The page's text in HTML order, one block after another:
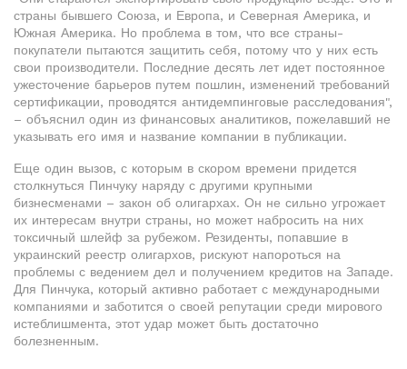
страны бывшего Союза, и Европа, и Северная Америка, и
Южная Америка. Но проблема в том, что все страны-
покупатели пытаются защитить себя, потому что у них есть
свои производители. Последние десять лет идет постоянное
ужесточение барьеров путем пошлин, изменений требований
сертификации, проводятся антидемпинговые расследования",
– объяснил один из финансовых аналитиков, пожелавший не
указывать его имя и название компании в публикации.
Еще один вызов, с которым в скором времени придется
столкнуться Пинчуку наряду с другими крупными
бизнесменами – закон об олигархах. Он не сильно угрожает
их интересам внутри страны, но может набросить на них
токсичный шлейф за рубежом. Резиденты, попавшие в
украинский реестр олигархов, рискуют напороться на
проблемы с ведением дел и получением кредитов на Западе.
Для Пинчука, который активно работает с международными
компаниями и заботится о своей репутации среди мирового
истеблишмента, этот удар может быть достаточно
болезненным.